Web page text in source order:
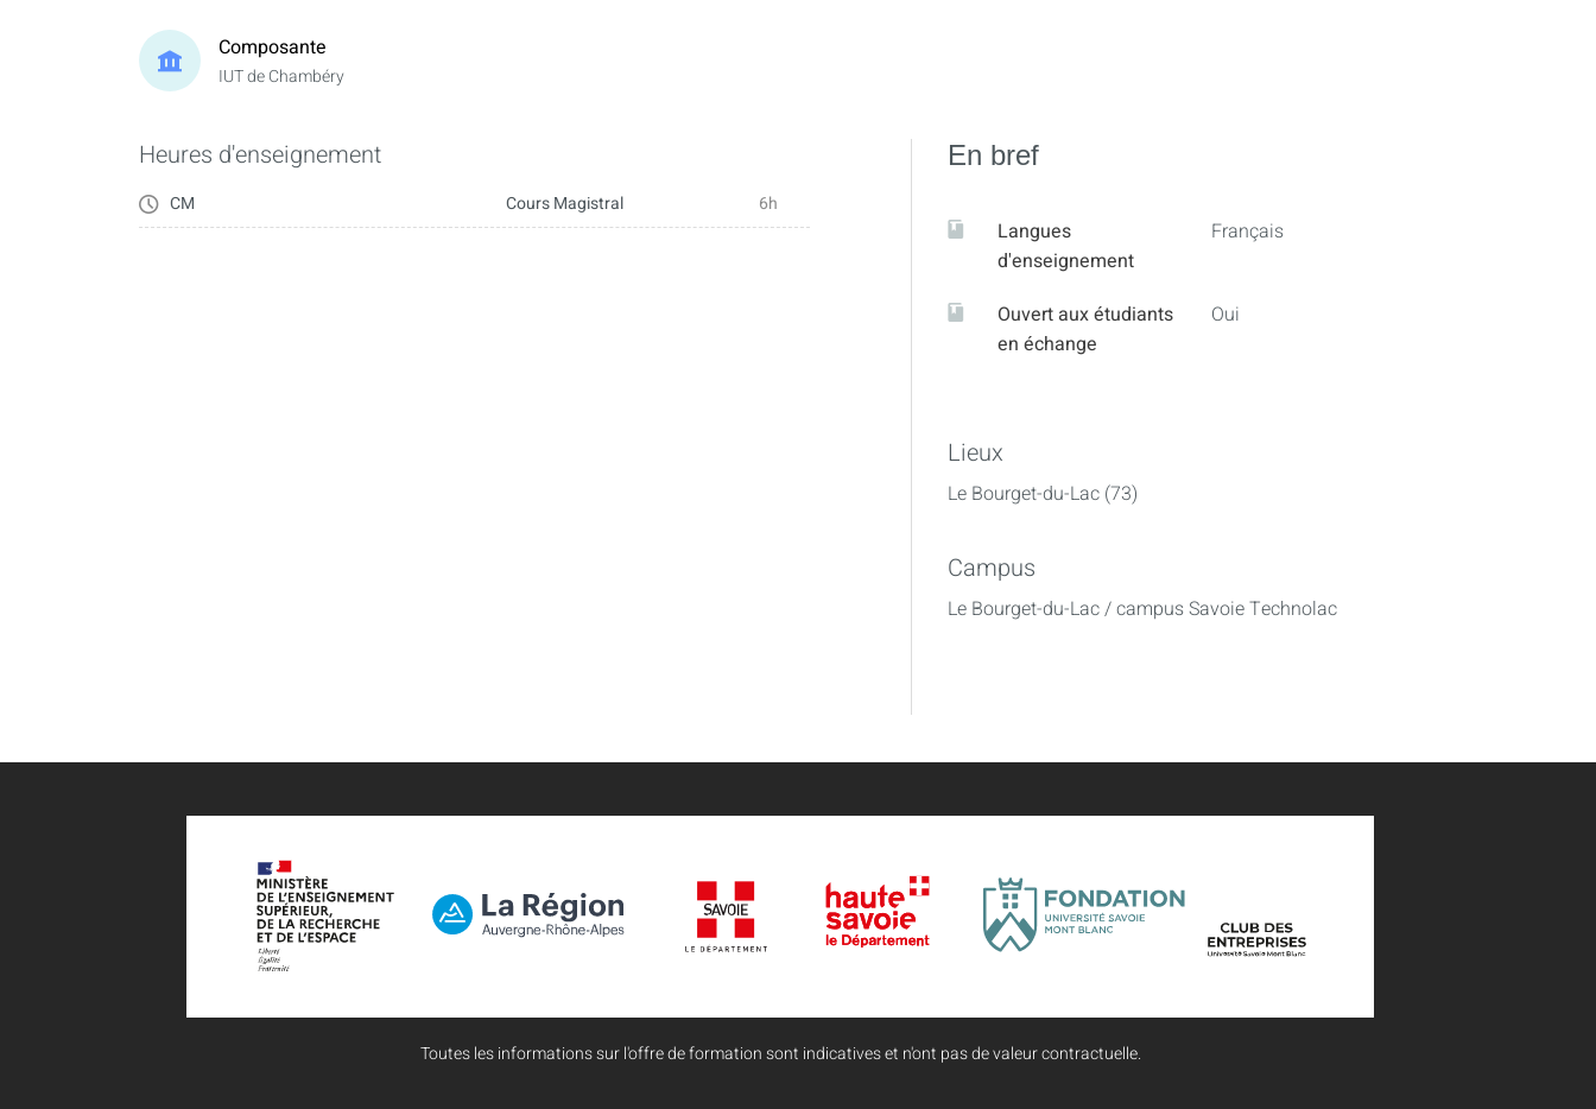
Composante
IUT de Chambéry
Heures d'enseignement
CM Cours Magistral 6h
En bref
Langues
d'enseignement
Français
Ouvert aux étudiants
en échange
Oui
Lieux
Le Bourget-du-Lac (73)
Campus
Le Bourget-du-Lac / campus Savoie Technolac
Toutes les informations sur l'offre de formation sont indicatives et n'ont pas de valeur contractuelle.